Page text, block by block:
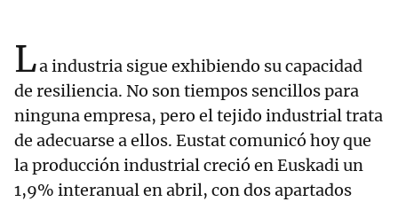
La industria sigue exhibiendo su capacidad
de resiliencia. No son tiempos sencillos para
ninguna empresa, pero el tejido industrial trata
de adecuarse a ellos. Eustat comunicó hoy que
la producción industrial creció en Euskadi un
1,9% interanual en abril, con dos apartados